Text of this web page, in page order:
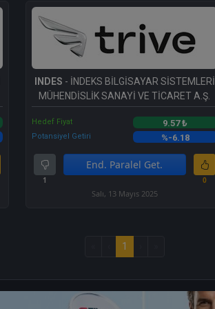
INDES - İNDEKS BİLGİSAYAR SİSTEMLERİ
MÜHENDİSLİK SANAYİ VE TİCARET A.Ş.
Hedef Fiyat 9.57 ₺
Potansiyel Getiri %-6.18
1
End. Paralel Get.
0
Salı, 13 Mayıs 2025
1